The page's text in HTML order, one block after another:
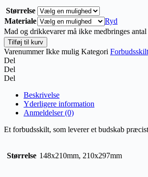
Størrelse
Materiale
Ryd
Mad og drikkevarer må ikke medbringes antal
Tilføj til kurv
VarenummerIkke mulig Kategori
Del
Del
Del
Beskrivelse
Yderligere information
Anmeldelser (0)
Et forbudsskilt, som leverer et budskab
Størrelse 148x210mm, 210x297mm